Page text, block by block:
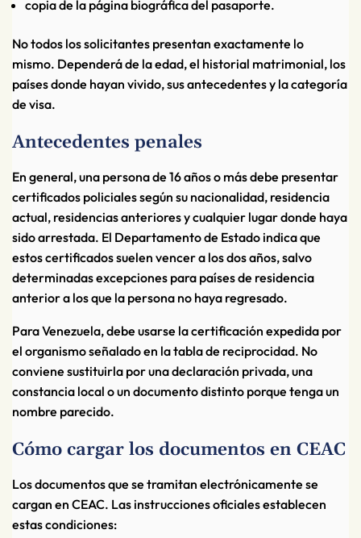
copia de la página biográfica del pasaporte.
No todos los solicitantes presentan exactamente lo
mismo. Dependerá de la edad, el historial matrimonial, los
países donde hayan vivido, sus antecedentes y la categoría
de visa.
Antecedentes penales
En general, una persona de 16 años o más debe presentar
certificados policiales según su nacionalidad, residencia
actual, residencias anteriores y cualquier lugar donde haya
sido arrestada. El Departamento de Estado indica que
estos certificados suelen vencer a los dos años, salvo
determinadas excepciones para países de residencia
anterior a los que la persona no haya regresado.
Para Venezuela, debe usarse la certificación expedida por
el organismo señalado en la tabla de reciprocidad. No
conviene sustituirla por una declaración privada, una
constancia local o un documento distinto porque tenga un
nombre parecido.
Cómo cargar los documentos en CEAC
Los documentos que se tramitan electrónicamente se
cargan en CEAC. Las instrucciones oficiales establecen
estas condiciones: